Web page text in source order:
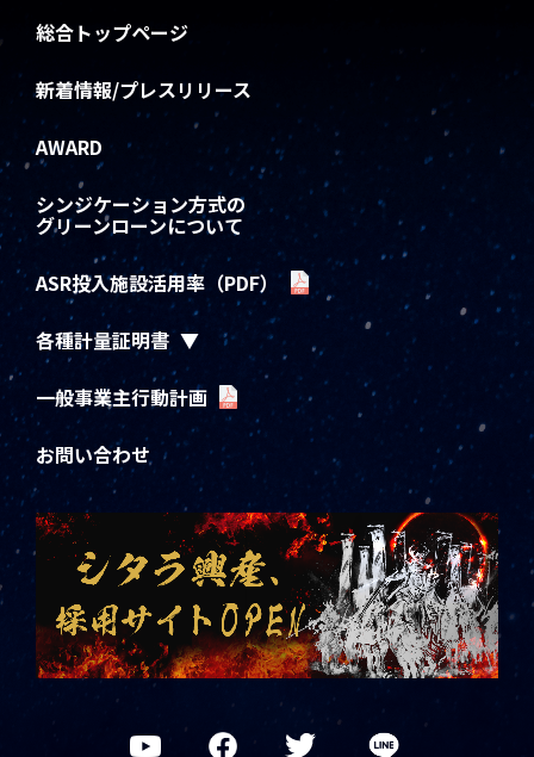
総合トップページ
新着情報/プレスリリース
AWARD
シンジケーション方式の
グリーンローンについて
ASR投入施設活用率（PDF）
各種計量証明書
一般事業主行動計画
お問い合わせ